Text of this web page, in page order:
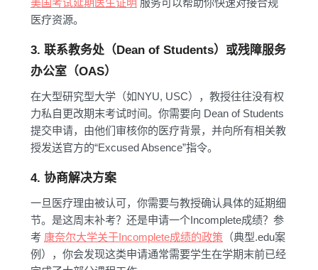
医疗资源。
3. 联系教务处（Dean of Students）或残障服务
办公室（OAS）
在大型研究型大学（如NYU, USC），教授往往没有权
力私自更改期末考试时间。你需要向 Dean of Students
提交申请，由他们审核你的医疗背景，并向所有相关教
授发送官方的“Excused Absence”指令。
4. 协商解决方案
一旦医疗理由被认可，你需要与教授确认具体的延期细
节。是这周末补考？还是申请一个Incomplete成绩？参
考 康奈尔大学关于Incomplete成绩的政策（典型.edu案
例），你会发现这类申请通常需要学生在学期末前已经